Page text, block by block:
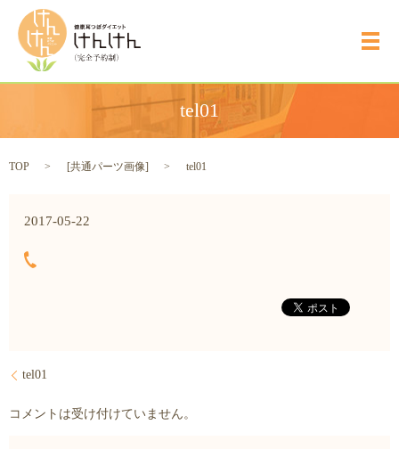
メ
tel01
TOP [共通パーツ画像] tel01
2017-05-22
tel01
コメントは受け付けていません。